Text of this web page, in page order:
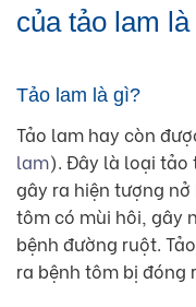
của tảo lam
Tảo lam là gì?
Tảo lam hay còn
lam). Đây là loại tảo
gây ra hiện tượng
tôm có mùi hôi, gây
bệnh đường ruột.
ra bệnh tôm bị đóng